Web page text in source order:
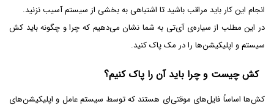
انجام این کار باید مراقب باشید تا اشتباهی به بخشی از سیستم آسیب نزنید.
در این مطلب از سیاره‌ی آی‌تی به شما نشان می‌دهیم که چرا و چگونه باید کش
سیستم و اپلیکیشن‌ها را در مک پاک کنید.
کش چیست و چرا باید آن را پاک کنیم؟
کش‌ها اساساً فایل‌های موقتی‌ای هستند که توسط سیستم عامل و اپلیکیشن‌های